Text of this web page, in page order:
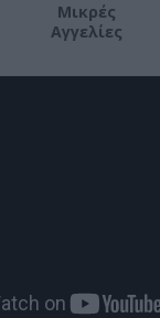
Μικρές
Αγγελίες